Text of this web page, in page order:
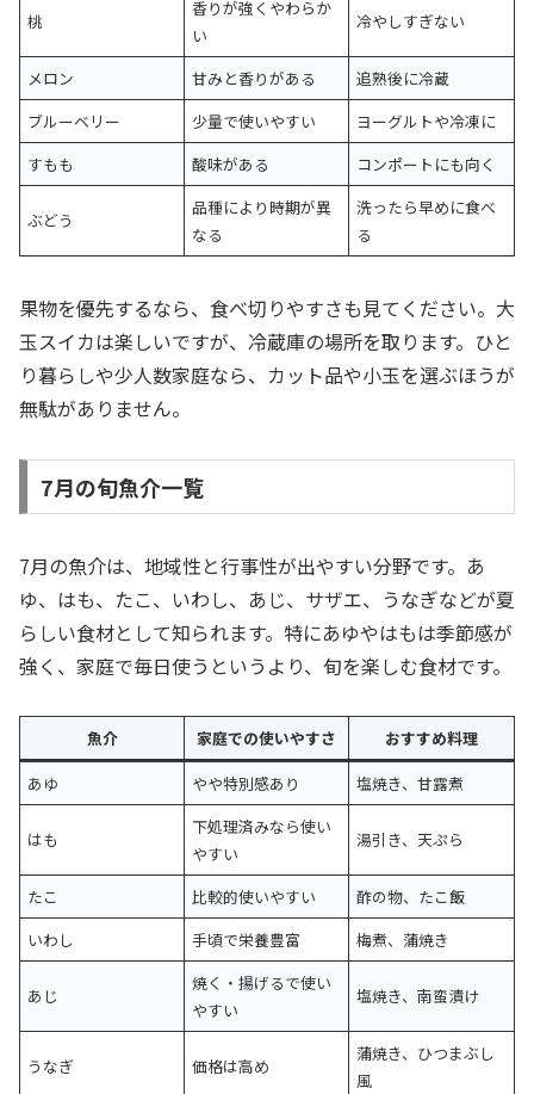
桃
香りが強くやわらか
い
冷やしすぎない
メロン 甘みと香りがある
追熟後に冷蔵
ブルーベリー
少量で使いやすい
ヨーグルトや冷凍に
すもも
酸味がある コンポートにも向く
ぶどう
品種により時期が異
なる
洗ったら早めに食べ
る
果物を優先するなら、食べ切りやすさも見てください。大
玉スイカは楽しいですが、冷蔵庫の場所を取ります。ひと
り暮らしや少人数家庭なら、カット品や小玉を選ぶほうが
無駄がありません。
7月の旬魚介一覧
7月の魚介は、地域性と行事性が出やすい分野です。あ
ゆ、はも、たこ、いわし、あじ、サザエ、うなぎなどが夏
らしい食材として知られます。特にあゆやはもは季節感が
強く、家庭で毎日使うというより、旬を楽しむ食材です。
魚介 家庭での使いやすさ
おすすめ料理
あゆ
やや特別感あり 塩焼き、甘露煮
はも
下処理済みなら使い
やすい
湯引き、天ぷら
たこ 比較的使いやすい
酢の物、たこ飯
いわし
手頃で栄養豊富 梅煮、蒲焼き
あじ
焼く・揚げるで使い
やすい
塩焼き、南蛮漬け
うなぎ 価格は高め
蒲焼き、ひつまぶし
風